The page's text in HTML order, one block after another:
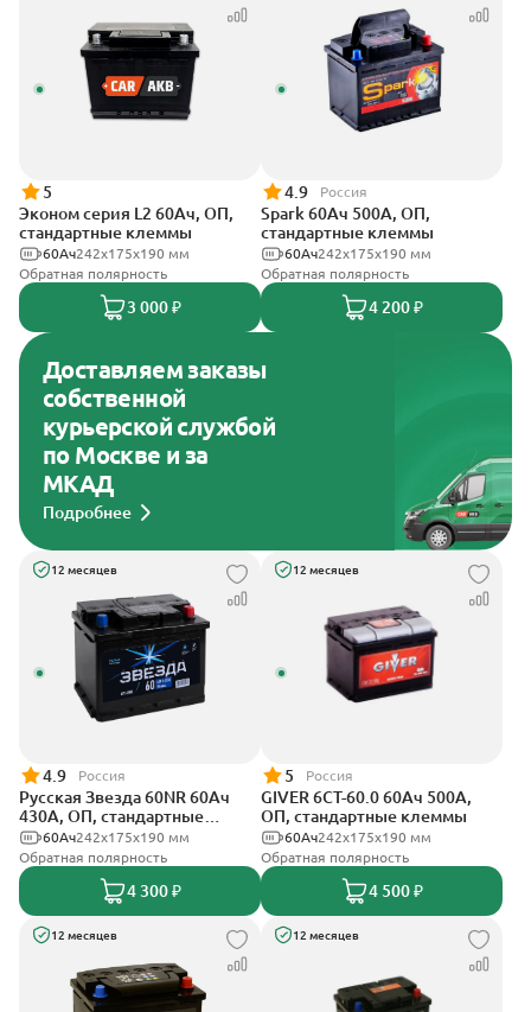
5
Эконом серия L2 60Ач, ОП,
стандартные клеммы
242х175х190 мм
60Ач
Обратная полярность
3 000 ₽
4.9 Россия
Spark 60Ач 500А, ОП,
стандартные клеммы
242х175х190 мм
60Ач
Обратная полярность
4 200 ₽
Доставляем заказы
собственной
курьерской службой
по Москве и за
МКАД
Подробнее
12 месяцев
4.9 Россия
Русская Звезда 60NR 60Ач
430А, ОП, стандартные
клеммы242x175x190 мм
60Ач
Обратная полярность
4 300 ₽
12 месяцев
5 Россия
GIVER 6СТ-60.0 60Ач 500А,
ОП, стандартные клеммы
242х175х190 мм
60Ач
Обратная полярность
4 500 ₽
12 месяцев 12 месяцев